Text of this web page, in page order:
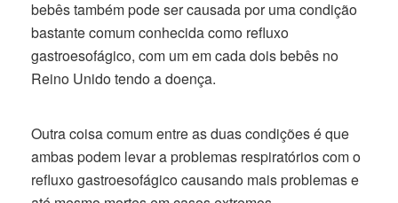
bebês também pode ser causada por uma condição
bastante comum conhecida como refluxo
gastroesofágico, com um em cada dois bebês no
Reino Unido tendo a doença.
Outra coisa comum entre as duas condições é que
ambas podem levar a problemas respiratórios com o
refluxo gastroesofágico causando mais problemas e